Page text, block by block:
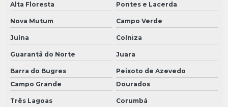
Alta Floresta Pontes e Lacerda
Nova Mutum Campo Verde
Juína Colniza
Guarantã do Norte Juara
Barra do Bugres
Peixoto de Azevedo
Campo Grande
Dourados
Três Lagoas Corumbá